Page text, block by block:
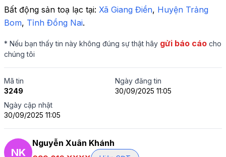
Bất động sản toạ lạc tại: Xã Giang Điền, Huyện Trảng
Bom, Tỉnh Đồng Nai.
* Nếu bạn thấy tin này không đúng sự thật hãy gửi báo cáo cho
chúng tôi
Mã tin
3249
Ngày đăng tin
30/09/2025 11:05
Ngày cập nhật
30/09/2025 11:05
NK
Nguyễn Xuân Khánh